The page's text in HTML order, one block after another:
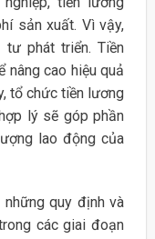
sản xuất. Vì vậy,
phát triển. Tiền
nâng cao hiệu quả
tổ chức tiền lương
lý sẽ góp phần
lao động của
quy định và
các giai đoạn